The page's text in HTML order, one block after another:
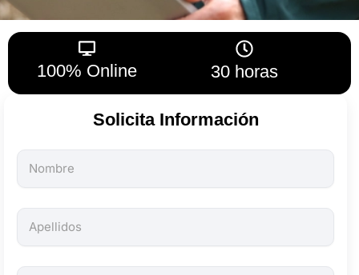
100% Online 30 horas
Solicita Información
Todos
los
son
obligatorios.